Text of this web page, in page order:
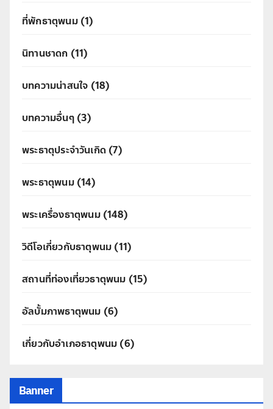
ที่พักธาตุพนม(1)
นิทานชาดก (11)
บทความน่าสนใจ (18)
บทความอื่นๆ(3)
พระธาตุประจำวันเกิด (7)
พระธาตุพนม(14)
พระเครื่องธาตุพนม(148)
วิดีโอเกี่ยวกับธาตุพนม (11)
สถานที่ท่องเที่ยวธาตุพนม (15)
อัลบั้มภาพธาตุพนม (6)
เกี่ยวกับอำเภอธาตุพนม (6)
Banner